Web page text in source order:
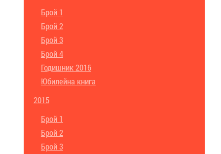
Брой 1
Брой 2
Брой 3
Брой 4
Годишник 2016
Юбилейна книга
2015
Брой 1
Брой 2
Брой 3